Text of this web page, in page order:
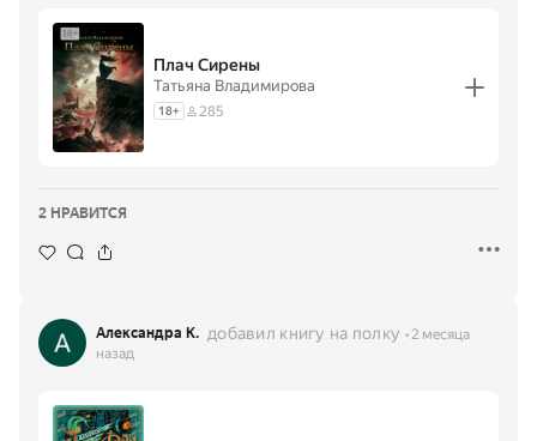
Плач Сирены
Татьяна Владимирова
18+ 285
2 НРАВИТСЯ
Александра К. добавил книгу на полку
2 месяца
назад